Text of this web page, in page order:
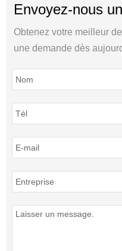
Envoyez-nous
Obtenez votre meilleur
une demande dès